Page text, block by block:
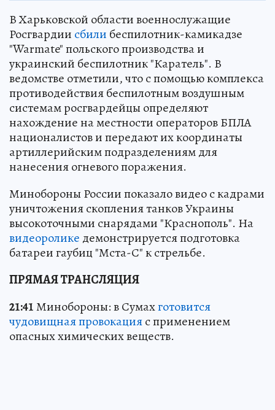
В Харьковской области военнослужащие
Росгвардии сбили беспилотник-камикадзе
"Warmate" польского производства и
украинский беспилотник "Каратель". В
ведомстве отметили, что с помощью комплекса
противодействия беспилотным воздушным
системам росгвардейцы определяют
нахождение на местности операторов БПЛА
националистов и передают их координаты
артиллерийским подразделениям для
нанесения огневого поражения.
Минобороны России показало видео с кадрами
уничтожения скопления танков Украины
высокоточными снарядами "Краснополь". На
видеоролике демонстрируется подготовка
батареи гаубиц "Мста-С" к стрельбе.
ПРЯМАЯ ТРАНСЛЯЦИЯ
21:41Минобороны: в Сумахготовится
чудовищная провокацияс применением
опасных химических веществ.